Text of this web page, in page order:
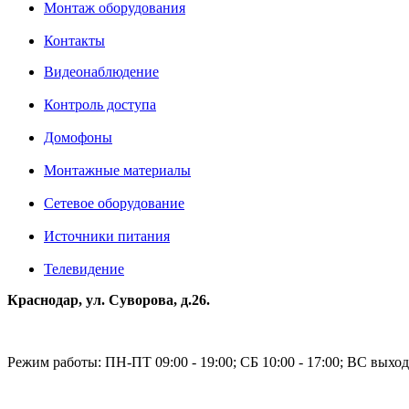
Монтаж оборудования
Контакты
Видеонаблюдение
Контроль доступа
Домофоны
Монтажные материалы
Сетевое оборудование
Источники питания
Телевидение
Краснодар, ул. Суворова, д.26.
Режим работы: ПН-ПТ 09:00 - 19:00; СБ 10:00 - 17:00; ВС